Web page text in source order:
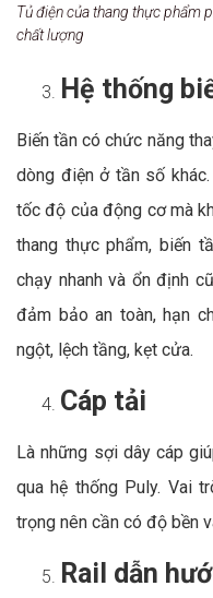
Tủ điện của thang thực phẩm
chất lượng
Hệ thống
Biến tần có chức năng
dòng điện ở tần số
tốc độ của động cơ mà
thang thực phẩm, biến
chạy nhanh và ổn định
đảm bảo an toàn, hạn
ngột, lệch tầng, kẹt cửa.
Cáp tải
Là những sợi dây cáp
qua hệ thống Puly. Vai
trọng nên cần có độ bền
Rail dẫn